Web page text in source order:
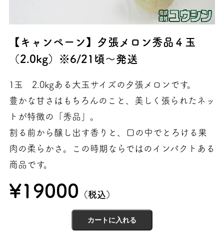
【キャンペーン】夕張メロン秀品４玉
（2.0kg）※6/21頃～発送
1玉 2.0kgある大玉サイズの夕張メロンです。
豊かな甘さはもちろんのこと、美しく張られたネッ
トが特徴の「秀品」。
割る前から醸し出す香りと、口の中でとろける果
肉の柔らかさ。この時期ならではのインパクトある
商品です。
¥19000 （税込）